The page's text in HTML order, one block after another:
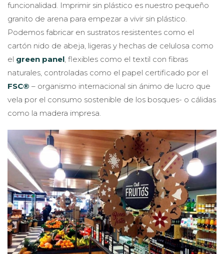
funcionalidad. Imprimir sin plástico es nuestro pequeño
granito de arena para empezar a vivir sin plástico.
Podemos fabricar en sustratos resistentes como el
cartón nido de abeja, ligeras y hechas de celulosa como
el green panel, flexibles como el textil con fibras
naturales, controladas como el papel certificado por el
FSC® – organismo internacional sin ánimo de lucro que
vela por el consumo sostenible de los bosques- o cálidas
como la madera impresa.